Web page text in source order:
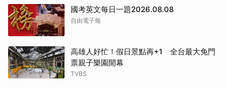
國考英文每日一題2026.08.08
自由電子報
高雄人好忙！假日景點再+1 全台最大免門
票親子樂園開幕
TVBS